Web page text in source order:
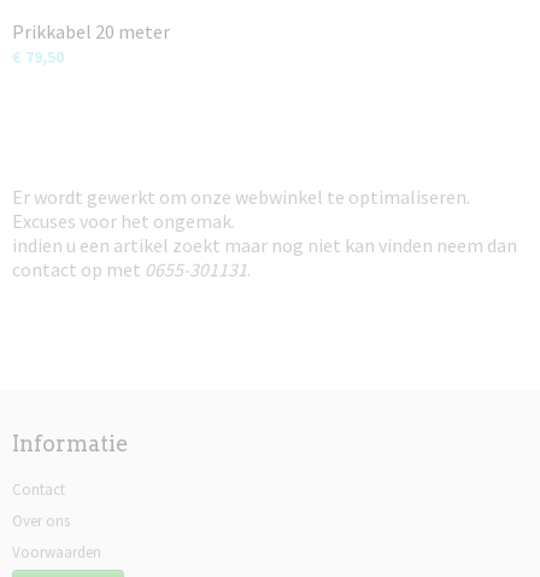
Prikkabel 20 meter
€ 79,50
Er wordt gewerkt om onze webwinkel te optimaliseren.
Excuses voor het ongemak.
indien u een artikel zoekt maar nog niet kan vinden neem dan
contact op met 0655-301131.
Informatie
Contact
Over ons
Voorwaarden